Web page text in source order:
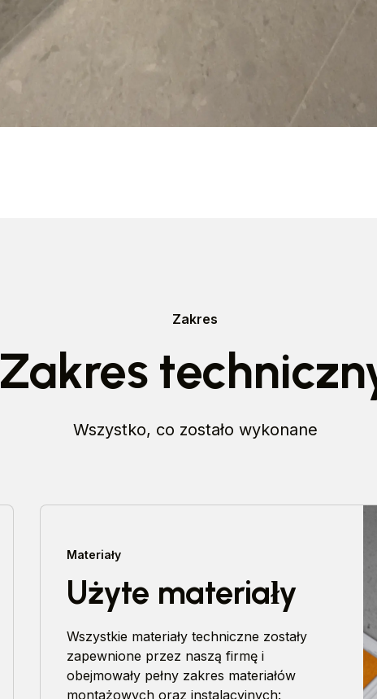
Zakres
Zakres
Wszystko, co zostało wykonane
Materiały
Użyte materiały
Wszystkie materiały techniczne zostały
zapewnione przez naszą firmę i
obejmowały pełny zakres materiałów
montażowych oraz instalacyjnych: